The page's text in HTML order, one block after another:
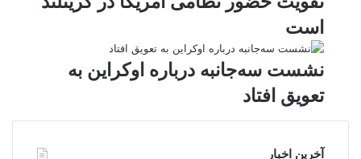
است
نشست سه‌جانبه درباره اوکراین به
تعویق افتاد
آخرین اخبار